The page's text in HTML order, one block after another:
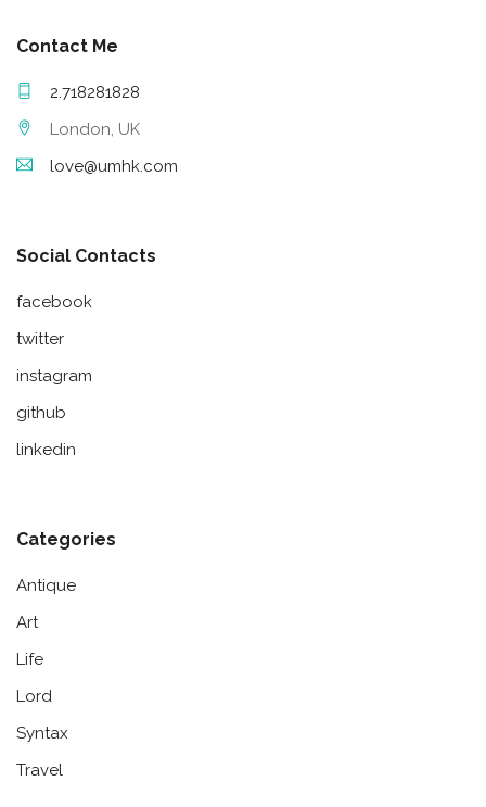
Contact Me
2.718281828
London, UK
love@umhk.com
Social Contacts
facebook
twitter
instagram
github
linkedin
Categories
Antique
Art
Life
Lord
Syntax
Travel